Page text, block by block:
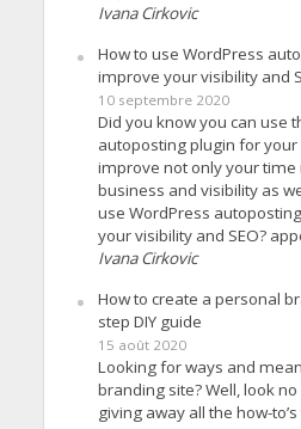
Ivana Cirkovic
How to use WordPress
improve your visibility and
10 septembre 2020
Did you know you can use
autoposting plugin for
improve not only your
business and visibility as
use WordPress
your visibility and SEO?
Ivana Cirkovic
How to create a personal
step DIY guide
15 août 2020
Looking for ways and
branding site? Well, look no
giving away all the how-